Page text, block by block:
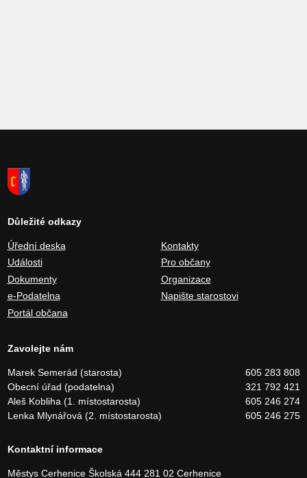
Důležité odkazy
Úřední deska
Události
Dokumenty
e-Podatelna
Portál občana
Kontakty
Pro občany
Organizace
Napište starostovi
Zavolejte nám
Marek Semerád (starosta)
605 283 808
Obecní úřad (podatelna)
321 792 421
Aleš Kobliha (1. místostarosta)
605 246 274
Lenka Mlynářová (2. místostarosta)
605 246 275
Kontaktní informace
Městys CerheniceŠkolská 444281 02 Cerhenice